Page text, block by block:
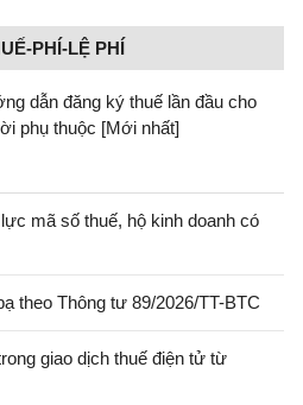
PHÍ-LỆ PHÍ
dẫn đăng ký thuế lần đầu cho
phụ thuộc [Mới nhất]
mã số thuế, hộ kinh doanh có
theo Thông tư 89/2026/TT-BTC
giao dịch thuế điện tử từ